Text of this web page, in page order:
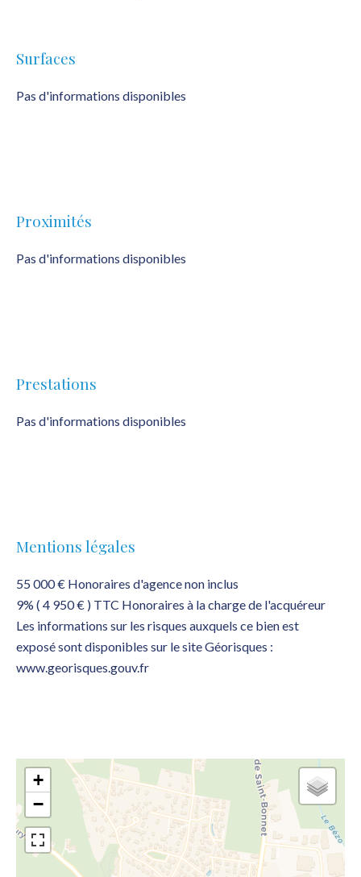
Surfaces
Pas d'informations disponibles
Proximités
Pas d'informations disponibles
Prestations
Pas d'informations disponibles
Mentions légales
55 000 € Honoraires d'agence non inclus
9% ( 4 950 € ) TTC Honoraires à la charge de l'acquéreur
Les informations sur les risques auxquels ce bien est
exposé sont disponibles sur le site Géorisques :
www.georisques.gouv.fr
+
−